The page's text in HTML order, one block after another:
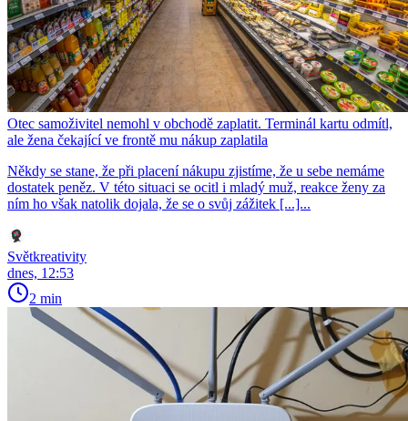
Otec samoživitel nemohl v obchodě zaplatit. Terminál kartu odmítl,
ale žena čekající ve frontě mu nákup zaplatila
Někdy se stane, že při placení nákupu zjistíme, že u sebe nemáme
dostatek peněz. V této situaci se ocitl i mladý muž, reakce ženy za
ním ho však natolik dojala, že se o svůj zážitek [...]...
Světkreativity
dnes, 12:53
2 min